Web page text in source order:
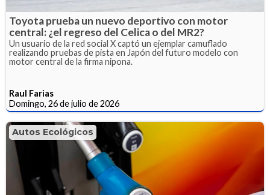
Toyota prueba un nuevo deportivo con motor
central: ¿el regreso del Celica o del MR2?
Un usuario de la red social X captó un ejemplar camuflado
realizando pruebas de pista en Japón del futuro modelo con
motor central de la firma nipona.
Raul Farias
Domingo, 26 de julio de 2026
Autos Ecológicos